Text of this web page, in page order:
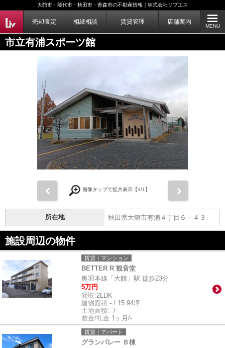
大館市・能代市・秋田市・青森市の不動産情報｜株式会社リブエス
売却査定 相続相談 賃貸管理 店舗案内
MENU
市立有浦スポーツ館
画像タップで拡大表示【1/1】
所在地 秋田県大館市有浦４丁目６－４３
施設周辺の物件
賃貸｜マンション
BETTER R 観音堂
奥羽本線「大館」駅 徒歩23分
5万円
間取:2LDK
建物面積:- / 15.94坪
土地面積:- / -
敷金/礼金:1ヶ月/-
賃貸｜アパート
グランパレー Ｂ棟